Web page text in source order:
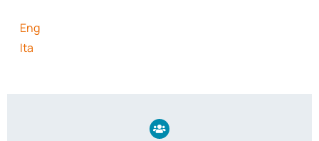
Ricerca e divulgazione
Eng
Ita